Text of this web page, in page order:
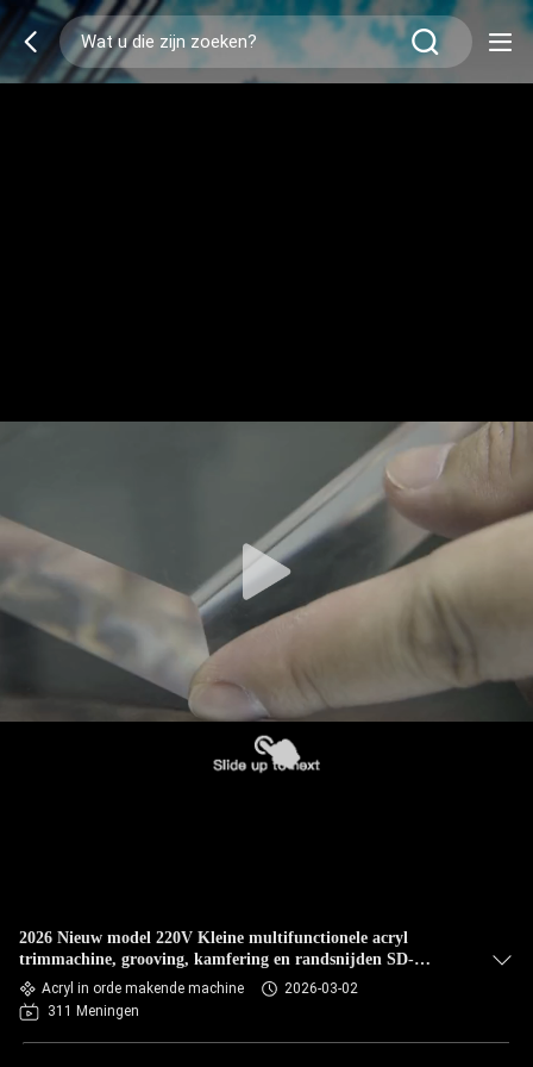
2026 Nieuw model 220V Kleine multifunctionele acryl
trimmachine, grooving, kamfering en randsnijden SD-
XB1065
Acryl in orde makende machine
2026-03-02
311 Meningen